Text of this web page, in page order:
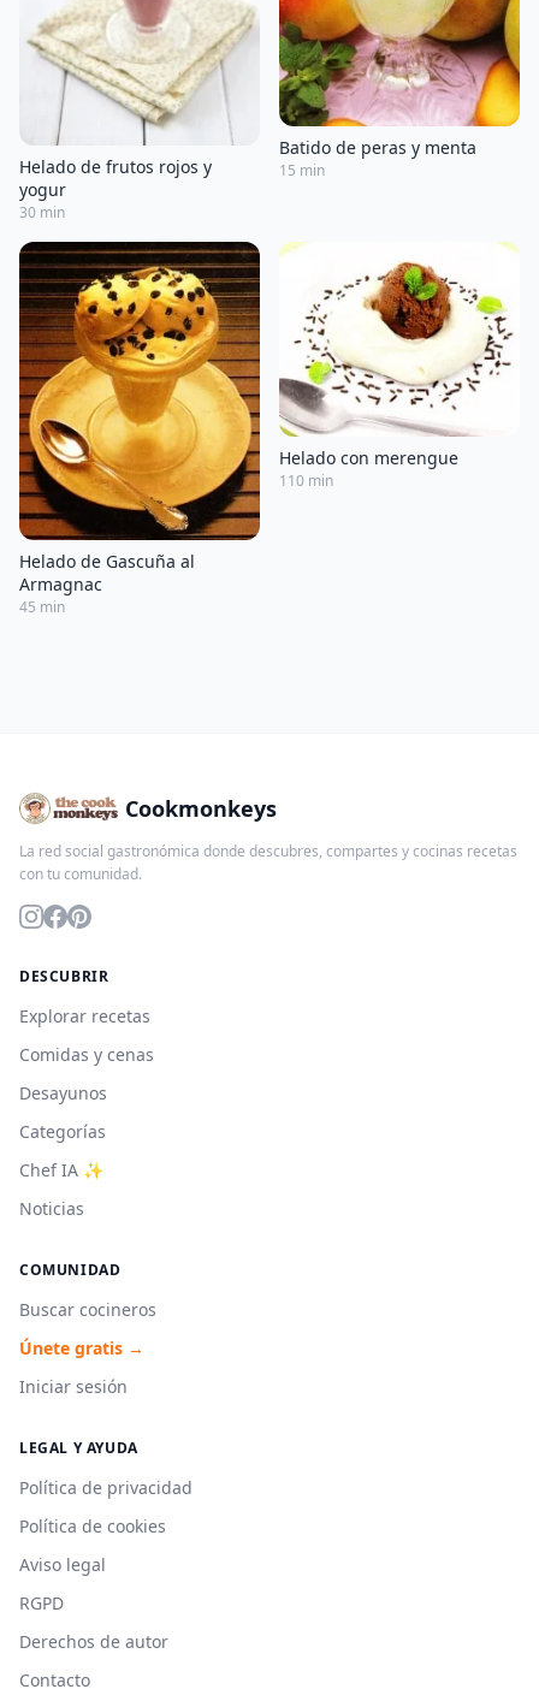
Helado de frutos rojos y
yogur
30 min
Batido de peras y menta
15 min
Helado de Gascuña al
Armagnac
45 min
Helado con merengue
110 min
Cookmonkeys
La red social gastronómica donde descubres, compartes y cocinas recetas
con tu comunidad.
DESCUBRIR
Explorar recetas
Comidas y cenas
Desayunos
Categorías
Chef IA ✨
Noticias
COMUNIDAD
Buscar cocineros
Únete gratis →
Iniciar sesión
LEGAL Y AYUDA
Política de privacidad
Política de cookies
Aviso legal
RGPD
Derechos de autor
Contacto